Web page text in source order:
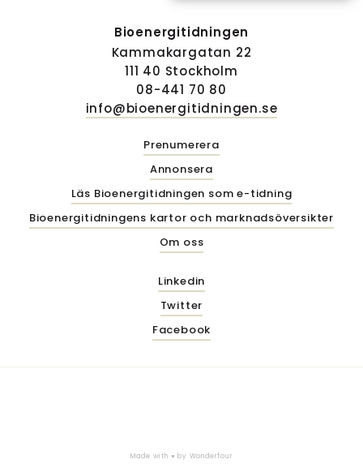
Bioenergitidningen
Kammakargatan 22
111 40 Stockholm
08-441 70 80
info@bioenergitidningen.se
Prenumerera
Annonsera
Läs Bioenergitidningen som e-tidning
Bioenergitidningens kartor och marknadsöversikter
Om oss
Linkedin
Twitter
Facebook
Made with ♥ by Wonderfour